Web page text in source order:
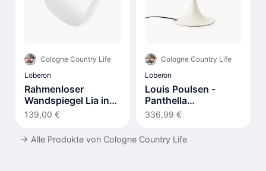
Cologne Country Life
Loberon
Rahmenloser
Wandspiegel Lia in
organischer Form
139,00 €
Cologne Country Life
Loberon
Louis Poulsen -
Panthella
Tischleuchte 320
336,99 €
→ Alle Produkte von Cologne Country Life